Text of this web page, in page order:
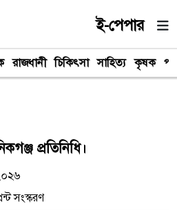
ই-পেপার
রাজধানী চিকিৎসা সাহিত্য কৃষক
প্রতিনিধি।
সংস্করণ